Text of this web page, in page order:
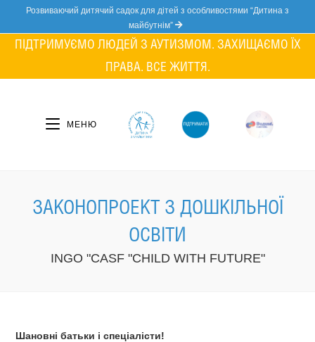
content
Розвиваючий дитячий садок для дітей з особливостями “Дитина з
майбутнім”
ПІДТРИМУЄМО ЛЮДЕЙ З АУТИЗМОМ. ЗАХИЩАЄМО ЇХ
ПРАВА. ВСЕ ЖИТТЯ.
МЕНЮ
ЗАКОНОПРОЕКТ З ДОШКІЛЬНОЇ
ОСВІТИ
INGO "CASF "CHILD WITH FUTURE"
Шановні батьки і спеціалісти!